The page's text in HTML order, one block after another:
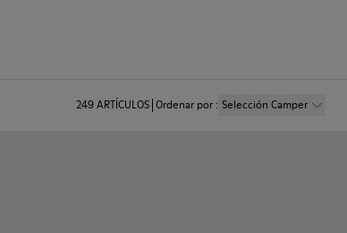
249ARTÍCULOS Ordenar por: Selección Camper